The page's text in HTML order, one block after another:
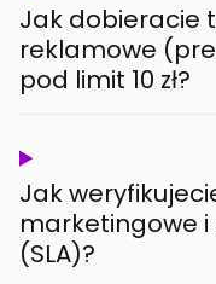
Jak dobieracie
reklamowe
pod limit 10 zł?
Jak
marketingowe
(SLA)?